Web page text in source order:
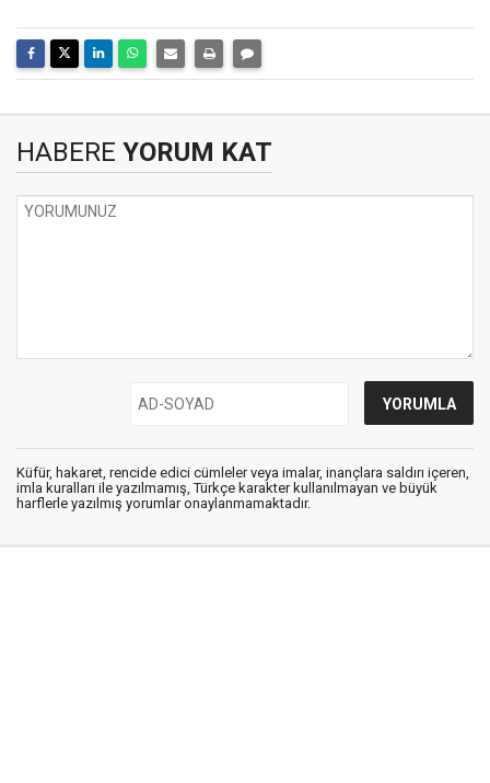
HABERE YORUM KAT
Küfür, hakaret, rencide edici cümleler veya imalar, inançlara saldırı içeren,
imla kuralları ile yazılmamış, Türkçe karakter kullanılmayan ve büyük
harflerle yazılmış yorumlar onaylanmamaktadır.